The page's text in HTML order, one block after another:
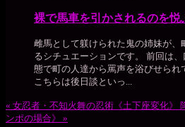
裸で馬車を引かされるのを
雌馬として躾けられた鬼の姉妹が
るシチュエーションです。 前回は
態で町の人達から罵声を浴びせられ
こちらは後日談といっ...
« 女忍者・不知火舞の忍術《土下座変化》
ンポの場合》 »